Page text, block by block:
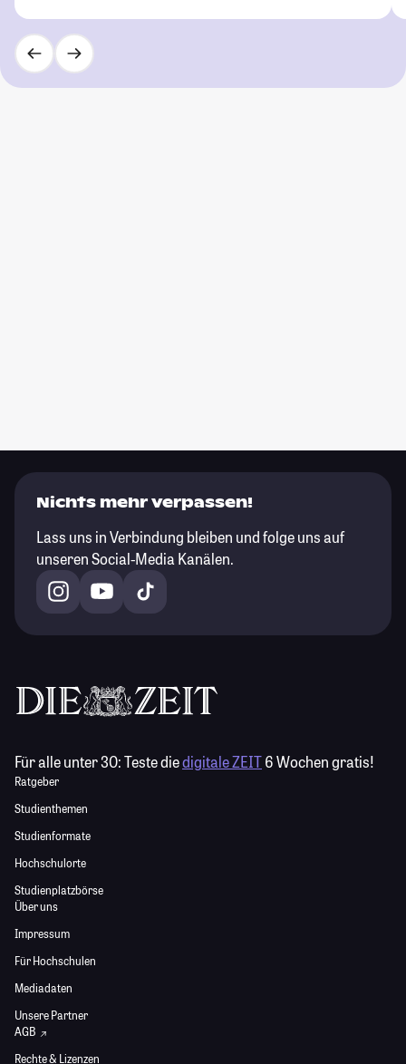
Nichts mehr verpassen!
Lass uns in Verbindung bleiben und folge uns auf
unseren Social-Media Kanälen.
Für alle unter 30:Teste diedigitale ZEIT6 Wochen gratis!
Ratgeber
Studienthemen
Studienformate
Hochschulorte
Studienplatzbörse
Über uns
Impressum
Für Hochschulen
Mediadaten
Unsere Partner
AGB
Rechte & Lizenzen